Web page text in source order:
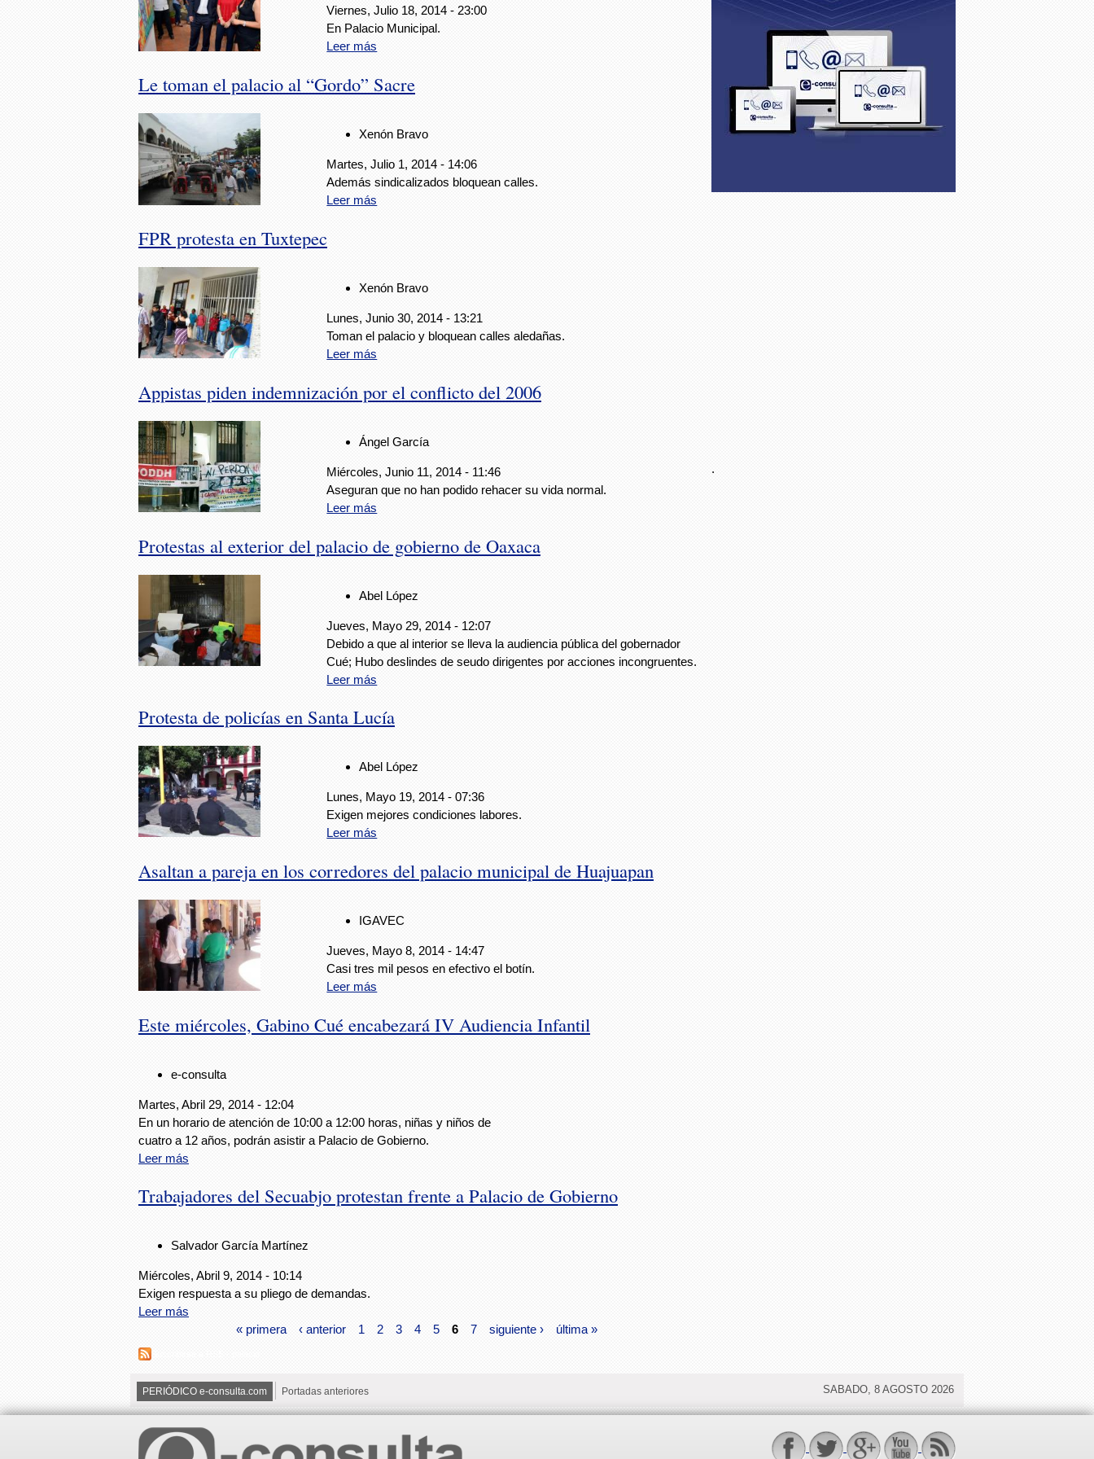
Viernes, Julio 18, 2014 - 23:00
En Palacio Municipal.
Leer más
Le toman el palacio al “Gordo” Sacre
Xenón Bravo
Martes, Julio 1, 2014 - 14:06
Además sindicalizados bloquean calles.
Leer más
FPR protesta en Tuxtepec
Xenón Bravo
Lunes, Junio 30, 2014 - 13:21
Toman el palacio y bloquean calles aledañas.
Leer más
Appistas piden indemnización por el conflicto del 2006
Ángel García
Miércoles, Junio 11, 2014 - 11:46
Aseguran que no han podido rehacer su vida normal.
Leer más
Protestas al exterior del palacio de gobierno de Oaxaca
Abel López
Jueves, Mayo 29, 2014 - 12:07
Debido a que al interior se lleva la audiencia pública del gobernador
Cué; Hubo deslindes de seudo dirigentes por acciones incongruentes.
Leer más
Protesta de policías en Santa Lucía
Abel López
Lunes, Mayo 19, 2014 - 07:36
Exigen mejores condiciones labores.
Leer más
Asaltan a pareja en los corredores del palacio municipal de Huajuapan
IGAVEC
Jueves, Mayo 8, 2014 - 14:47
Casi tres mil pesos en efectivo el botín.
Leer más
Este miércoles, Gabino Cué encabezará IV Audiencia Infantil
e-consulta
Martes, Abril 29, 2014 - 12:04
En un horario de atención de 10:00 a 12:00 horas, niñas y niños de
cuatro a 12 años, podrán asistir a Palacio de Gobierno.
Leer más
Trabajadores del Secuabjo protestan frente a Palacio de Gobierno
Salvador García Martínez
Miércoles, Abril 9, 2014 - 10:14
Exigen respuesta a su pliego de demandas.
Leer más
« primera
‹ anterior 1 2 3 4 5 6 7 siguiente › última »
.
PERIÓDICO e-consulta.com Portadas anteriores SABADO, 8 AGOSTO 2026